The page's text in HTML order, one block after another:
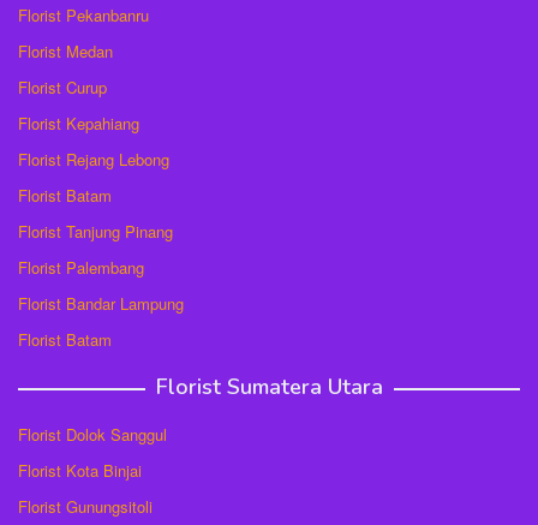
Florist Pekanbanru
Florist Medan
Florist Curup
Florist Kepahiang
Florist Rejang Lebong
Florist Batam
Florist Tanjung Pinang
Florist Palembang
Florist Bandar Lampung
Florist Batam
Florist Sumatera Utara
Florist Dolok Sanggul
Florist Kota Binjai
Florist Gunungsitoli